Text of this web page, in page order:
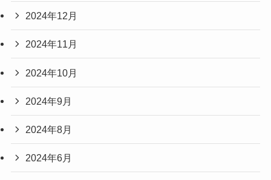
2024年12月
2024年11月
2024年10月
2024年9月
2024年8月
2024年6月